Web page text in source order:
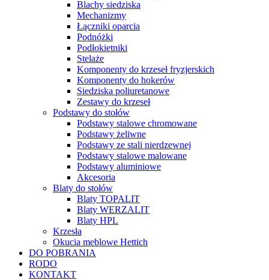
Blachy siedziska
Mechanizmy
Łączniki oparcia
Podnóżki
Podłokietniki
Stelaże
Komponenty do krzeseł fryzjerskich
Komponenty do hokerów
Siedziska poliuretanowe
Zestawy do krzeseł
Podstawy do stołów
Podstawy stalowe chromowane
Podstawy żeliwne
Podstawy ze stali nierdzewnej
Podstawy stalowe malowane
Podstawy aluminiowe
Akcesoria
Blaty do stołów
Blaty TOPALIT
Blaty WERZALIT
Blaty HPL
Krzesła
Okucia meblowe Hettich
DO POBRANIA
RODO
KONTAKT